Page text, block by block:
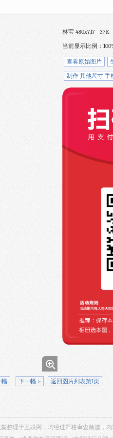
林宝 480x717 - 37K -
当前显示比例：
查看原始图片
制作 其他尺寸
幅 下一幅 > 返回图片列表第1页
理于互联网，均经过严格审查筛选，